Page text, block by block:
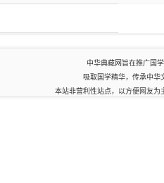
中华典藏网旨在推广国
吸取国学精华，传承中华
本站非营利性站点，以方便网友为